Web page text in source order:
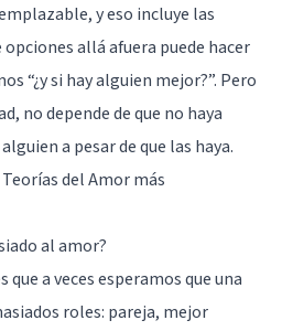
y eso incluye las
allá afuera puede hacer
“¿y si hay alguien mejor?”. Pero
no depende de que no haya
a pesar de que las haya.
del Amor más
al amor?
a veces esperamos que una
roles: pareja, mejor